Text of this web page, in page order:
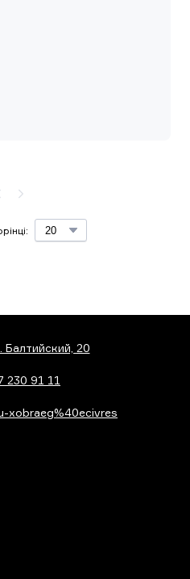
Балтийский, 20
230 91 11
xobraeg%40ecivres